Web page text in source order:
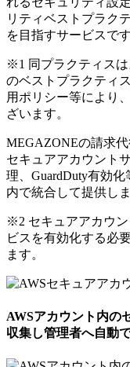
リティベストプラク
を目指すサービスです
※1 同プラクティス
のベストプラクティ
用ポリシー等により
ざいます。
MEGAZONEの請求
セキュアアカウント
理、GuardDuty有効化
内で統合して提供しま
※2 セキュアアカウ
ビスを有効化する必
ます。
AWSアカウント内の
収集し管理者へ自動